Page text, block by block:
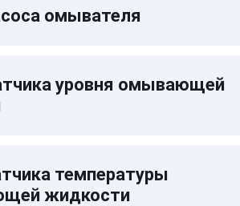
омывателя
уровня омывающей
температуры
жидкости